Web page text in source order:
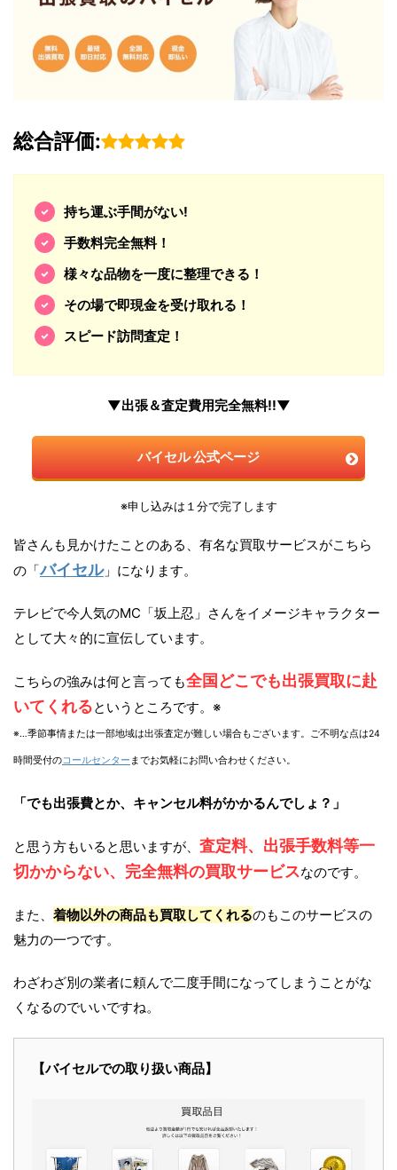
総合評価:
持ち運ぶ手間がない!
手数料完全無料！
様々な品物を一度に整理できる！
その場で即現金を受け取れる！
スピード訪問査定！
▼出張＆査定費用完全無料!!▼
バイセル 公式ページ
※申し込みは１分で完了します
皆さんも見かけたことのある、有名な買取サービスがこちら
の「バイセル」になります。
テレビで今人気のMC「坂上忍」さんをイメージキャラクター
として大々的に宣伝しています。
こちらの強みは何と言っても全国どこでも出張買取に赴
いてくれるというところです。※
※…季節事情または一部地域は出張査定が難しい場合もございます。ご不明な点は24
時間受付のコールセンター までお気軽にお問い合わせください。
「でも出張費とか、キャンセル料がかかるんでしょ？」
と思う方もいると思いますが、 査定料、出張手数料等一
切かからない、完全無料の買取サービスなのです。
また、 着物以外の商品も買取してくれるのもこのサービスの
魅力の一つです。
わざわざ別の業者に頼んで二度手間になってしまうことがな
くなるのでいいですね。
【バイセルでの取り扱い商品】